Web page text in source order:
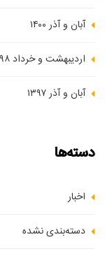
آبان و آذر ۱۴۰۰
اردیبهشت و خرداد ۱۳۹۸
آبان و آذر ۱۳۹۷
دسته‌ها
اخبار
دسته‌بندی نشده